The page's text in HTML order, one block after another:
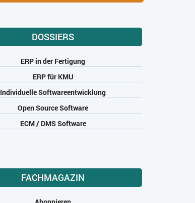
DOSSIERS
ERP in der Fertigung
ERP für KMU
Individuelle Softwareentwicklung
Open Source Software
ECM / DMS Software
FACHMAGAZIN